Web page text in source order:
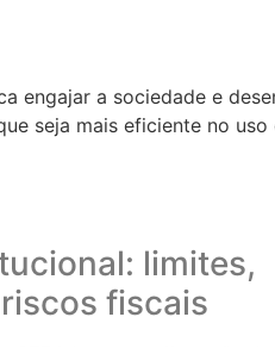
engajar a sociedade e
seja mais eficiente no
limites,
fiscais